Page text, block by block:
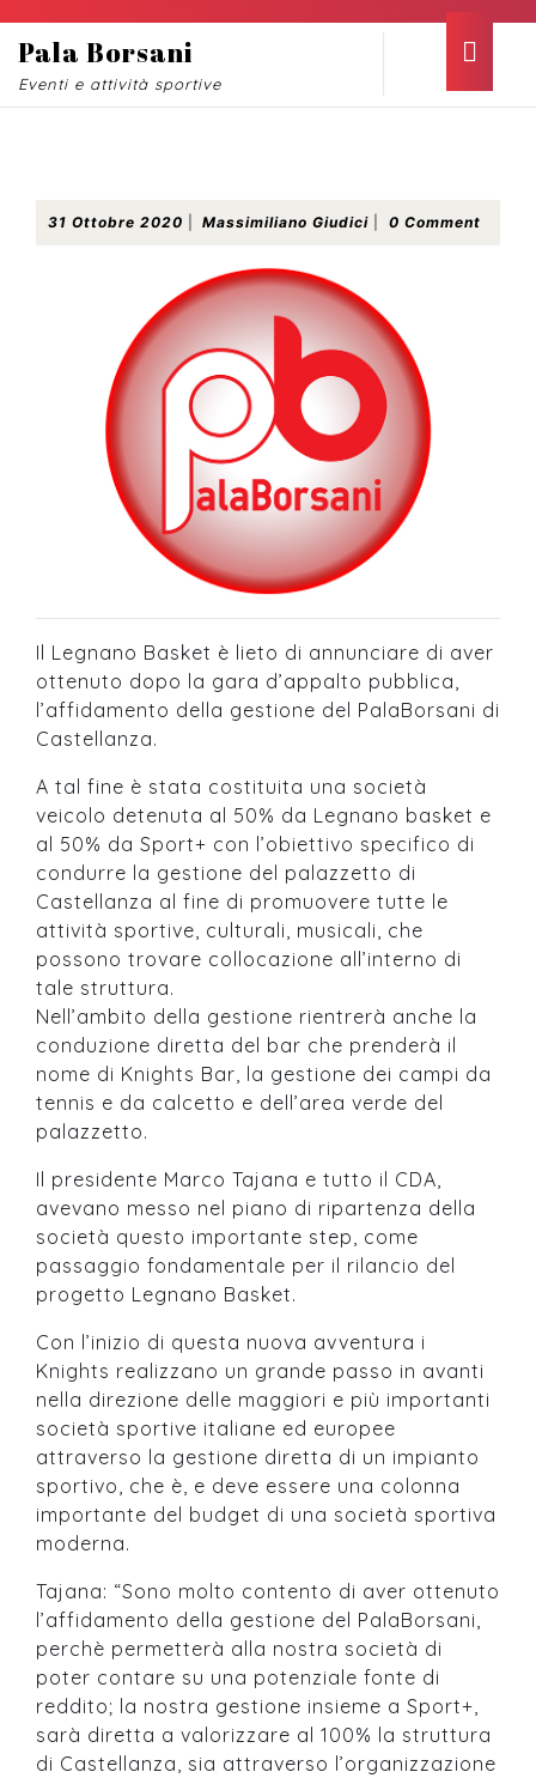
Pala Borsani
Eventi e attività sportive
31 Ottobre 2020 Massimiliano GiudiciMassimiliano
0 Comment
Il Legnano Basket è lieto di annunciare di aver
ottenuto dopo la gara d’appalto pubblica,
l’affidamento della gestione del PalaBorsani di
Castellanza.
A tal fine è stata costituita una società
veicolo detenuta al 50% da Legnano basket e
al 50% da Sport+ con l’obiettivo specifico di
condurre la gestione del palazzetto di
Castellanza al fine di promuovere tutte le
attività sportive, culturali, musicali, che
possono trovare collocazione all’interno di
tale struttura.
Nell’ambito della gestione rientrerà anche la
conduzione diretta del bar che prenderà il
nome di Knights Bar, la gestione dei campi da
tennis e da calcetto e dell’area verde del
palazzetto.
Il presidente Marco Tajana e tutto il CDA,
avevano messo nel piano di ripartenza della
società questo importante step, come
passaggio fondamentale per il rilancio del
progetto Legnano Basket.
Con l’inizio di questa nuova avventura i
Knights realizzano un grande passo in avanti
nella direzione delle maggiori e più importanti
società sportive italiane ed europee
attraverso la gestione diretta di un impianto
sportivo, che è, e deve essere una colonna
importante del budget di una società sportiva
moderna.
Tajana: “Sono molto contento di aver ottenuto
l’affidamento della gestione del PalaBorsani,
perchè permetterà alla nostra società di
poter contare su una potenziale fonte di
reddito; la nostra gestione insieme a Sport+,
sarà diretta a valorizzare al 100% la struttura
di Castellanza, sia attraverso l’organizzazione